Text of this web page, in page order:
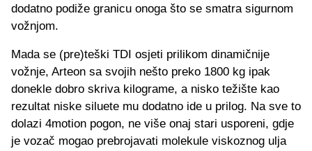
dodatno podiže granicu onoga što se smatra sigurnom
vožnjom.
Mada se (pre)teški TDI osjeti prilikom dinamičnije
vožnje, Arteon sa svojih nešto preko 1800 kg ipak
donekle dobro skriva kilograme, a nisko težište kao
rezultat niske siluete mu dodatno ide u prilog. Na sve to
dolazi 4motion pogon, ne više onaj stari usporeni, gdje
je vozač mogao prebrojavati molekule viskoznog ulja